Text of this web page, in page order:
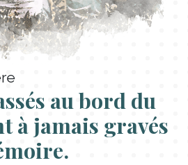
au bord du
à jamais gravés